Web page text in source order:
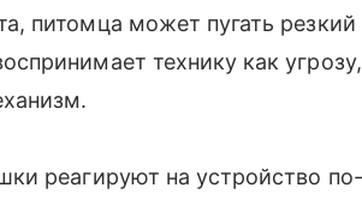
питомца может пугать
технику как
реагируют на устройство